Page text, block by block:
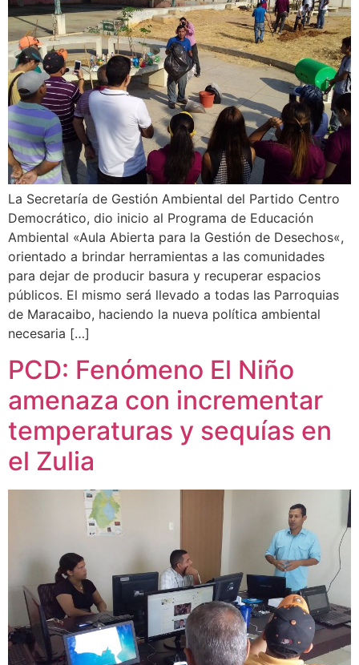
La Secretaría de Gestión Ambiental del Partido Centro
Democrático, dio inicio al Programa de Educación
Ambiental «Aula Abierta para la Gestión de Desechos«,
orientado a brindar herramientas a las comunidades
para dejar de producir basura y recuperar espacios
públicos. El mismo será llevado a todas las Parroquias
de Maracaibo, haciendo la nueva política ambiental
necesaria […]
PCD: Fenómeno El Niño
amenaza con incrementar
temperaturas y sequías en
el Zulia